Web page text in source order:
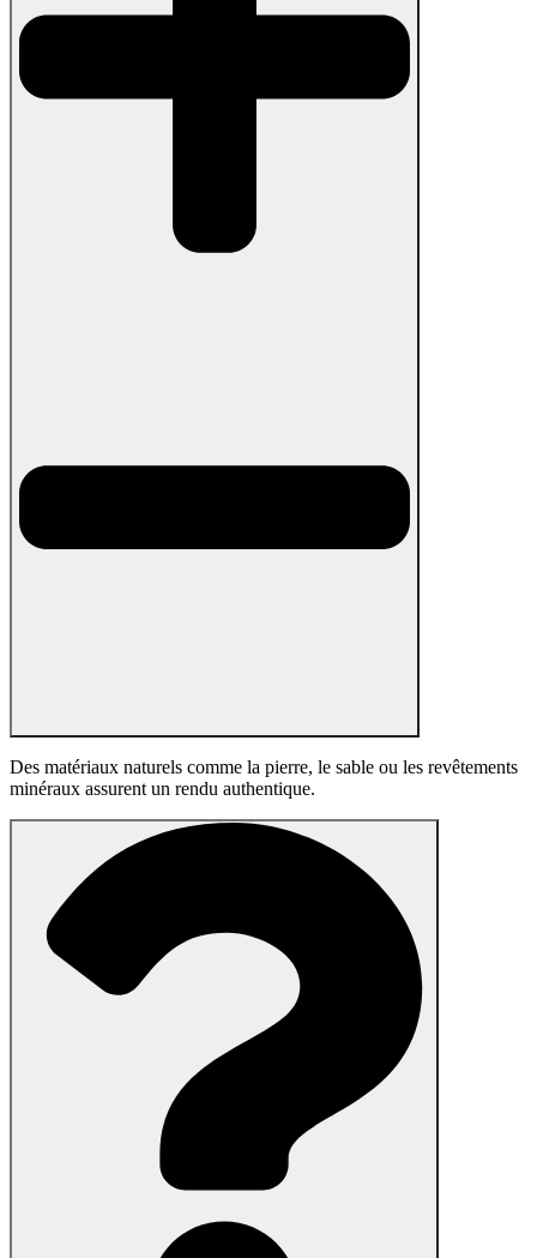
Des matériaux naturels comme la pierre, le sable ou les revêtements
minéraux assurent un rendu authentique.